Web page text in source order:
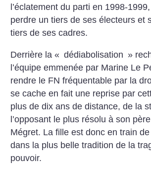
l’éclatement du parti en 1998-
perdre un tiers de ses électeurs et
tiers de ses cadres.
Derrière la « dédiabolisation »
l’équipe emmenée par Marine Le
rendre le FN fréquentable par la
se cache en fait une reprise par
plus de dix ans de distance, de la
l’opposant le plus résolu à son
Mégret. La fille est donc en train
dans la plus belle tradition de la
pouvoir.